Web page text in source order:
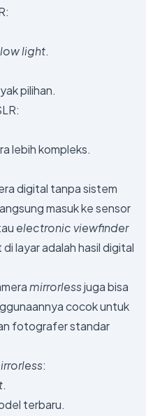
low light.
pilihan.
lebih kompleks.
digital tanpa sistem
masuk ke sensor
electronic viewfinder
layar adalah hasil digital
mirrorlessjuga bisa
cocok untuk
fotografer standar
:
.
terbaru.